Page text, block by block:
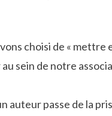
choisi de «
sein de notre
auteur passe de la